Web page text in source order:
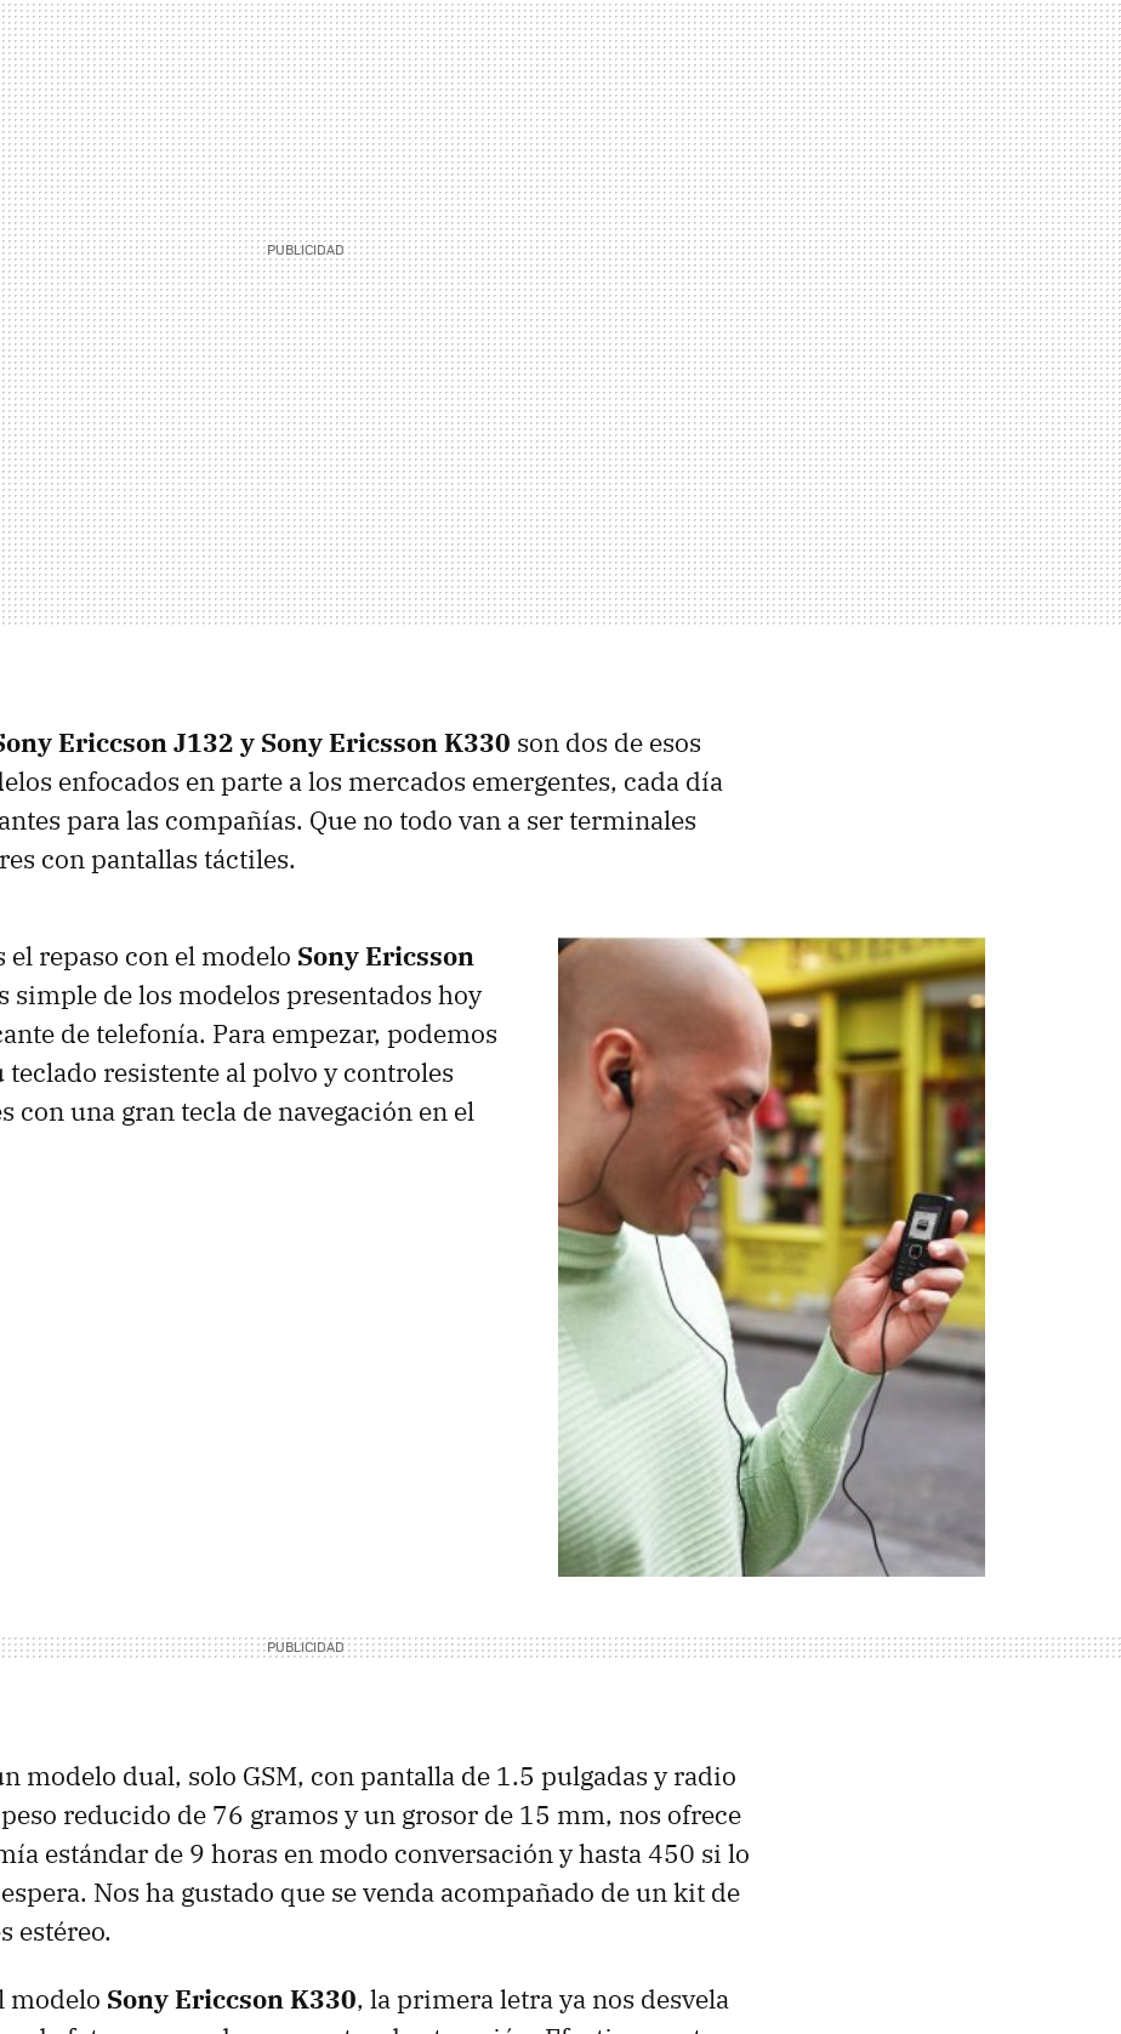
Ericcson J132 y Sony Ericsson K330 son dos de esos
enfocados en parte a los mercados emergentes, cada día
para las compañías. Que no todo van a ser terminales
con pantallas táctiles.
el repaso con el modelo Sony Ericsson
simple de los modelos presentados hoy
de telefonía. Para empezar, podemos
teclado resistente al polvo y controles
con una gran tecla de navegación en el
modelo dual, solo GSM, con pantalla de 1.5 pulgadas y radio
reducido de 76 gramos y un grosor de 15 mm, nos ofrece
estándar de 9 horas en modo conversación y hasta 450 si lo
Nos ha gustado que se venda acompañado de un kit de
estéreo.
modelo Sony Ericcson K330, la primera letra ya nos desvela